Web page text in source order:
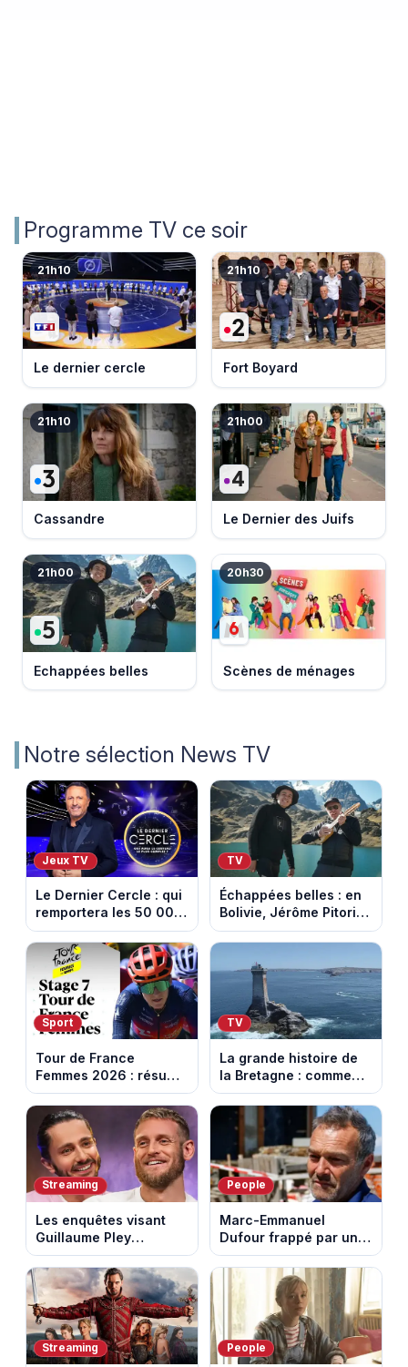
Programme TV ce soir
21h10
Le dernier cercle
21h10
Fort Boyard
21h10
Cassandre
21h00
Le Dernier des Juifs
21h00
Echappées belles
20h30
Scènes de ménages
Notre sélection News TV
Jeux TV
Le Dernier Cercle : qui
remportera les 50 000
euros face aux
personnalités ?
TV
Échappées belles : en
Bolivie, Jérôme Pitorin
découvre un pays où
chaque sommet se
mérite
Sport
Tour de France
Femmes 2026 : résumé
vidéo de la 7e étape
avec l'ascension du
Mont Ventoux
TV
La grande histoire de
la Bretagne : comment
les Bretons ont
défendu leur culture
au fil des décennies
Streaming
Les enquêtes visant
Guillaume Pley
poussent Ragnar Le
Breton à quitter la
tournée Legend
People
Marc-Emmanuel
Dufour frappé par un
terrible incendie : son
chalet part en fumée
Streaming People